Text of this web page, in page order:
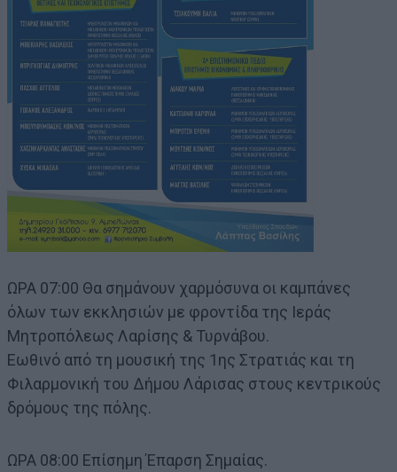
ΩΡΑ 07:00 Θα σημάνουν χαρμόσυνα οι καμπάνες
όλων των εκκλησιών με φροντίδα της Ιεράς
Μητροπόλεως Λαρίσης & Τυρνάβου.
Εωθινό από τη μουσική της 1ης Στρατιάς και τη
Φιλαρμονική του Δήμου Λάρισας στους κεντρικούς
δρόμους της πόλης.
ΩΡΑ 08:00 Επίσημη Έπαρση Σημαίας.